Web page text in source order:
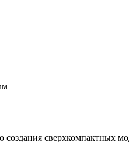
создания сверхкомпактных